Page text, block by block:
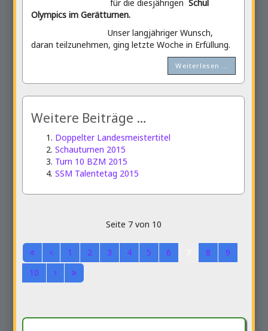
für die diesjährigen Schul
Olympics im Gerätturnen.
Unser langjähriger Wunsch,
daran teilzunehmen, ging letzte Woche in Erfüllung.
Weiterlesen …
Weitere Beiträge …
Doppelter Landesmeistertitel
Schauturnen 2015
Turn 10 BZM 2015
SSM Talentetag 2015
Seite 7 von 10
1 2 3 4 5 6 8
9
10